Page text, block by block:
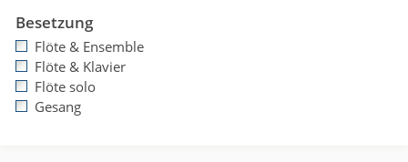
Besetzung
Flöte & Ensemble
Flöte & Klavier
Flöte solo
Gesang